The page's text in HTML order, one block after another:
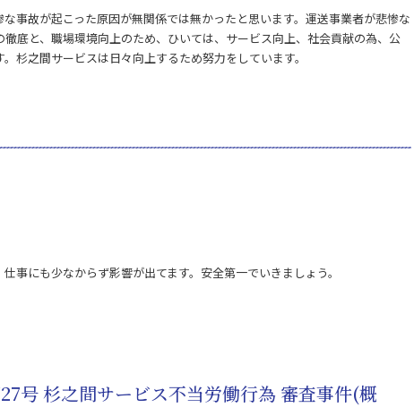
事故が起こった原因が無関係では無かったと思います。運送事業者が悲惨な
底と、職場環境向上のため、ひいては、サービス向上、社会貢献の為、公
杉之間サービスは日々向上するため努力をしています。
事にも少なからず影響が出てます。安全第一でいきましょう。
号 杉之間サービス不当労働行為 審査事件(概